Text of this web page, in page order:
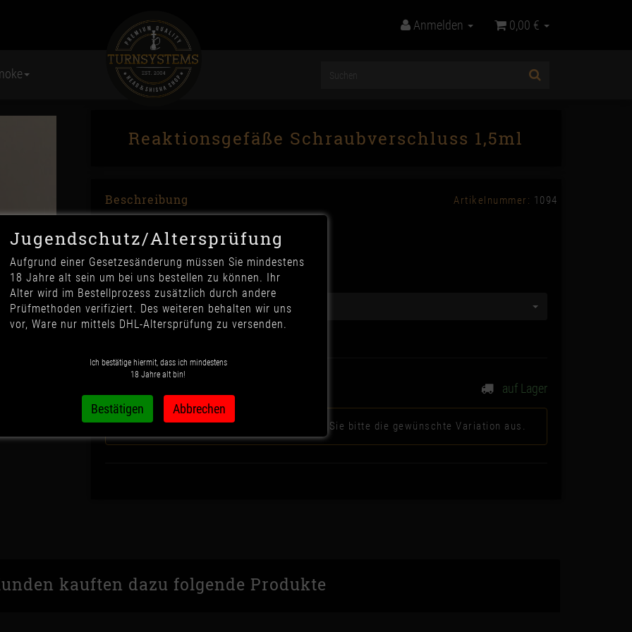
Anmelden 0,00 €
Reaktionsgefäße Schraubverschluss 1,5ml
Beschreibung Artikelnummer: 1094
Anzahl
bitte wählen
auf Lager
Dieses Produkt hat Variationen. Wählen Sie bitte die gewünschte Variation aus.
kauften dazu folgende Produkte
Jugendschutz/Altersprüfung
Aufgrund einer Gesetzesänderung müssen Sie mindestens
18 Jahre alt sein um bei uns bestellen zu können. Ihr
Alter wird im Bestellprozess zusätzlich durch andere
Prüfmethoden verifiziert. Des weiteren behalten wir uns
vor, Ware nur mittels DHL-Altersprüfung zu versenden.
Ich bestätige hiermit, dass ich mindestens
18 Jahre alt bin!